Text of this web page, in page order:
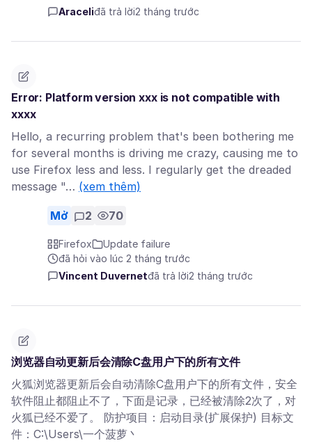
Araceliđã trả lời2 tháng trước
Error: Platform version xxx is not compatible with
xxxx
Hello, a recurring problem that's been bothering me
for several months is driving me crazy, causing me to
use Firefox less and less. I regularly get the dreaded
message "… (xem thêm)
Mở 2 70
Firefox
Update failure
đã hỏi vào lúc 2 tháng trước
Vincent Duvernetđã trả lời2 tháng trước
浏览器自动更新后会清除C盘用户下的所有文件
火狐浏览器更新后会自动清除C盘用户下的所有文件，安全
软件阻止都阻止不了，下面是记录，已经被清除2次了，对
火狐已经不爱了。 防护项目：启动目录(扩展保护) 目标文
件：C:\Users\一个菠萝丶